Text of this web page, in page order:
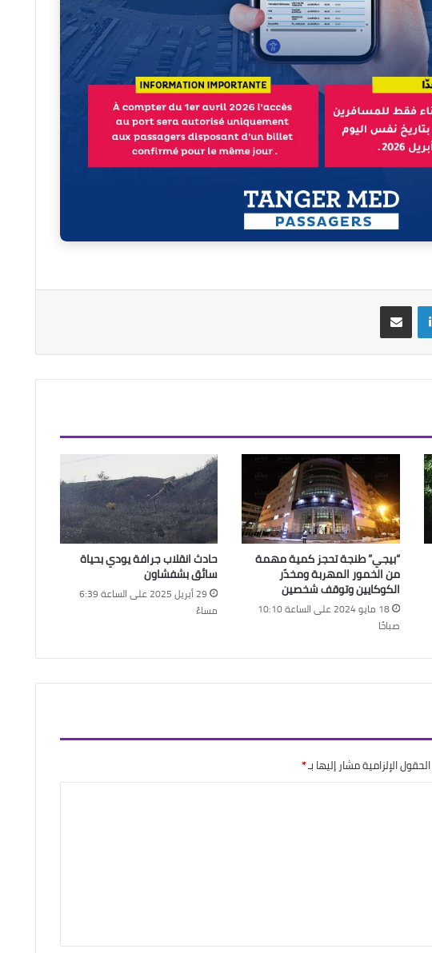
لينكدإن مشاركة عبر البريد
“بيجي” طنجة تحجز كمية مهمة
من الخمور المهربة ومخدّر
الكوكايين وتوقف شخصين
18 مايو 2024 على الساعة 10:10
صباحًا
حادث انقلاب جرافة يودي بحياة
سائق بشفشاون
29 أبريل 2025 على الساعة 6:39
مساءً
الحقول الإلزامية مشار إليها بـ*